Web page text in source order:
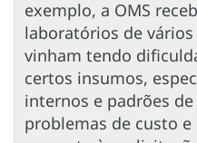
exemplo, a OMS
laboratórios de
vinham tendo
certos insumos,
internos e padrões
problemas de custo